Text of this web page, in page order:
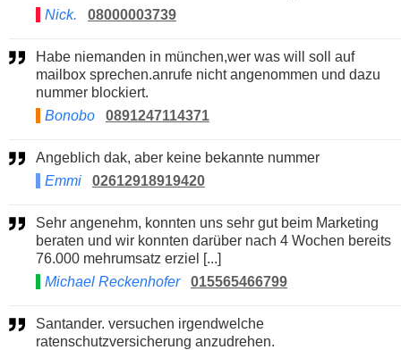
Nick.
08000003739
Habe niemanden in münchen,wer was will soll auf
mailbox sprechen.anrufe nicht angenommen und dazu
nummer blockiert.
Bonobo
0891247114371
Angeblich dak, aber keine bekannte nummer
Emmi
02612918919420
Sehr angenehm, konnten uns sehr gut beim Marketing
beraten und wir konnten darüber nach 4 Wochen bereits
76.000 mehrumsatz erziel [...]
Michael Reckenhofer
015565466799
Santander. versuchen irgendwelche
ratenschutzversicherung anzudrehen.